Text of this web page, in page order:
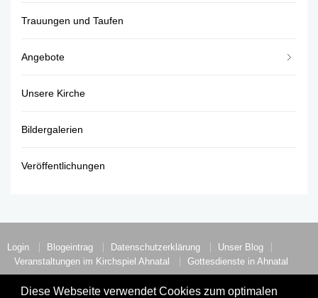
Diese Webseite verwendet Cookies zum optimalen
Trauungen und Taufen
Angebote
Unsere Kirche
Bildergalerien
Veröffentlichungen
Login Blogeintrag Datenschutzerklärung
Unser Blog
Veranstaltungen im Kirchspiel Ahnatal
Gottesdienste in Ahnatal
Die evangelischen Kirchengemeinden in Ahnatal.